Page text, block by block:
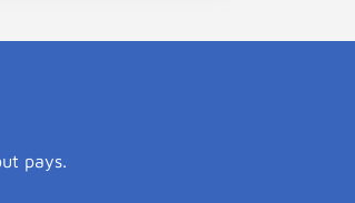
pays.